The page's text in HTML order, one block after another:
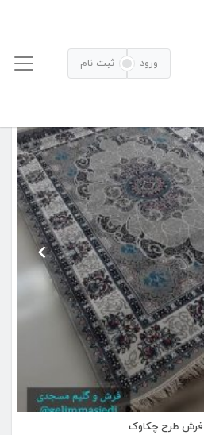
ورود ثبت نام
“گلیم ماشینی فیلی”
فرش طرح چکاوک